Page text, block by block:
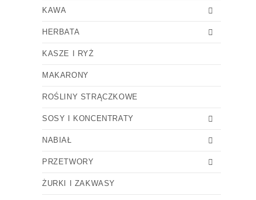
KAWA
HERBATA
KASZE I RYŻ
MAKARONY
ROŚLINY STRĄCZKOWE
SOSY I KONCENTRATY
NABIAŁ
PRZETWORY
ŻURKI I ZAKWASY